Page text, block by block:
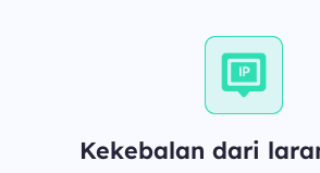
Kekebalan dari